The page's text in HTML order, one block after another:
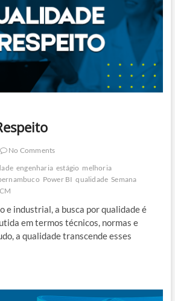
No Comments
engenharia estágio melhoria
Power BI qualidade Semana
e industrial, a busca por qualidade é
em termos técnicos, normas e
a qualidade transcende esses